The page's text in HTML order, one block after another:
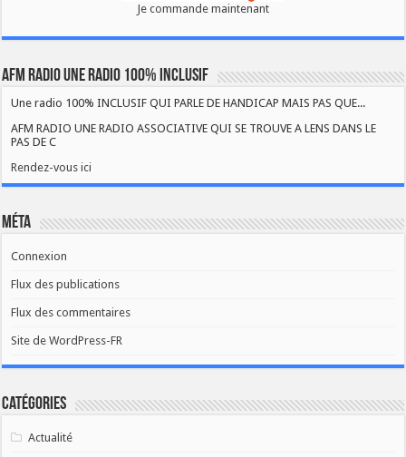
Je commande maintenant
AFM RADIO UNE RADIO 100% INCLUSIF
Une radio 100% INCLUSIF QUI PARLE DE HANDICAP MAIS PAS QUE...
AFM RADIO UNE RADIO ASSOCIATIVE QUI SE TROUVE A LENS DANS LE
PAS DE C
Rendez-vous ici
Méta
Connexion
Flux des publications
Flux des commentaires
Site de WordPress-FR
Catégories
Actualité